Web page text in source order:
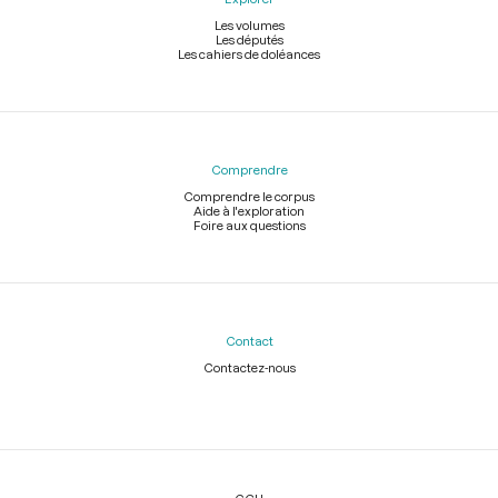
Les volumes
Les députés
Les cahiers de doléances
Comprendre
Comprendre le corpus
Aide à l'exploration
Foire aux questions
Contact
Contactez-nous
Légal